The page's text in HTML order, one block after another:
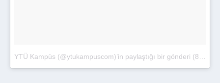
YTÜ Kampüs (@ytukampuscom)’in paylaştığı bir gönderi (8 Eki 2017, 00:08 PDT